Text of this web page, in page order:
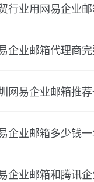
行业用网易企业
企业邮箱代理商
网易企业邮箱推
企业邮箱多少钱一
企业邮箱和腾讯企